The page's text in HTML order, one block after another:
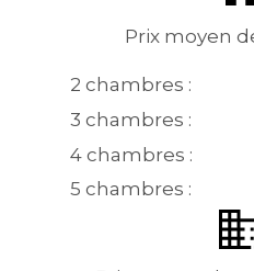
Prix moyen
2 chambres :
3 chambres :
4 chambres :
5 chambres :